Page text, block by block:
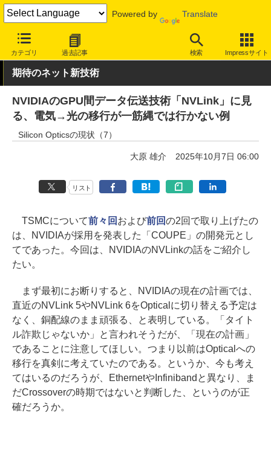
Powered by Translate
カテゴリ 過去記事 検索 Impressサイト
INTERNET Watch トピック 技術/規格
期待のネット新技術
NVIDIAのGPU間データ伝送技術「NVLink」に見
る、電気→光の移行が一筋縄では行かない例
Silicon Opticsの現状（7）
大原 雄介 2025年10月7日 06:00
リスト
TSMCについて前々回 および前回の2回で取り上げたの
は、NVIDIAが採用を発表した「COUPE」の開発元とし
てであった。今回は、NVIDIAのNVLinkの話をご紹介し
たい。
まず最初にお断りすると、NVIDIAの現在の計画では、
直近のNVLink 5やNVLink 6をOpticalに切り替える予定は
なく、銅配線のまま頑張る、と表明している。「タイト
ル詐欺じゃないか」と言われそうだが、「現在の計画」
であることに注意してほしい。つまり以前はOpticalへの
移行を真剣に考えていたのである。というか、今も考え
てはいるのだろうが、EthernetやInfinibandと異なり、ま
だCrossoverの時期ではないと判断した、というのが正
確だろうか。